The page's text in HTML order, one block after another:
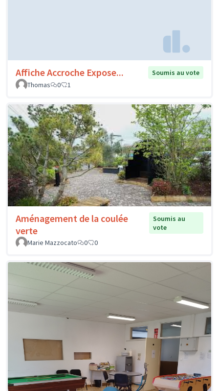
Affiche Accroche Expose...
Soumis au vote
Thomas
0 1
Aménagement de la coulée
verte
Soumis au
vote
Marie Mazzocato
0 0